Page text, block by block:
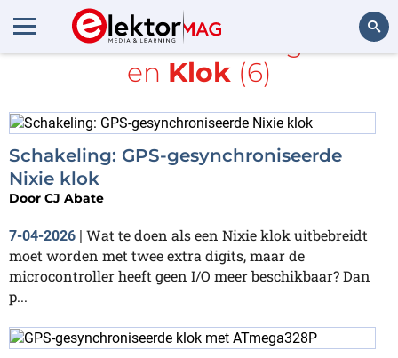
Alle items met de tags
GPS
en Klok(6)
Schakeling: GPS-gesynchroniseerde
Nixie klok
Door CJ Abate
7-04-2026 | Wat te doen als een Nixie klok uitbebreidt
moet worden met twee extra digits, maar de
microcontroller heeft geen I/O meer beschikbaar? Dan
p...